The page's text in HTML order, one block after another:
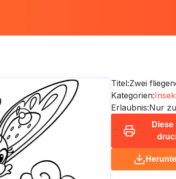
Titel:Zwei
Kategorien:
Erlaubnis:Nur
Diese